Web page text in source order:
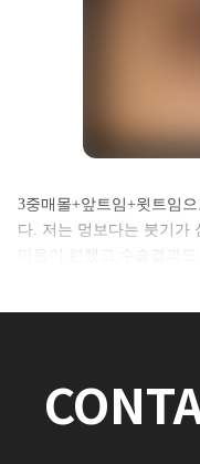
셀카
로그인 후
3중매몰+앞트임+윗트임
다. 저는 멍보다는 붓기가
마음이 편했고 수술결과